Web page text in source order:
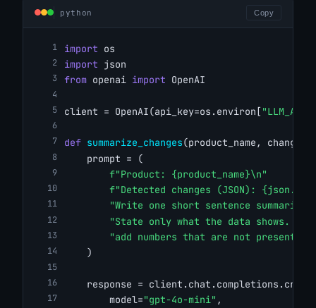
python Copy
import os
import json
from openai import OpenAI
client = OpenAI(api_key=os.environ[
def summarize_changes(product_name,
    prompt = (
f"Product: {product_name}\n"
f"Detected changes (JSON):
"Write one short sentence
"State only what the data shows.
"add numbers that are not present."
    )
response =
        model=
"gpt-4o-mini" ,